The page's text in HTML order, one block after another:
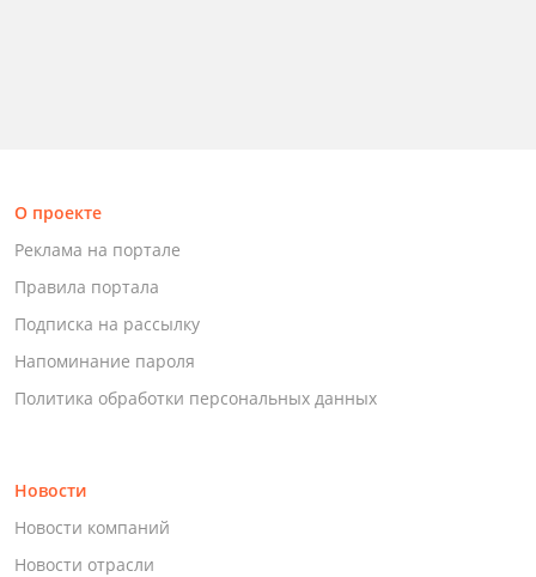
О проекте
Реклама на портале
Правила портала
Подписка на рассылку
Напоминание пароля
Политика обработки персональных данных
Новости
Новости компаний
Новости отрасли